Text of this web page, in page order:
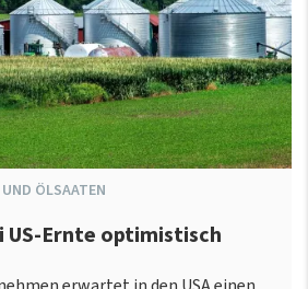
ÖLSAATEN
US-Ernte optimistisch